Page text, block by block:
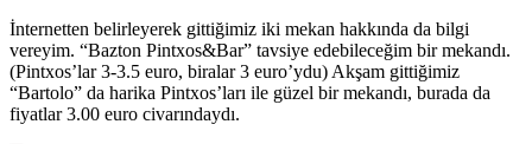
İnternetten belirleyerek gittiğimiz iki mekan hakkında da bilgi
vereyim. “Bazton Pintxos&Bar” tavsiye edebileceğim bir mekandı.
(Pintxos’lar 3-3.5 euro, biralar 3 euro’ydu) Akşam gittiğimiz
“Bartolo” da harika Pintxos’ları ile güzel bir mekandı, burada da
fiyatlar 3.00 euro civarındaydı.